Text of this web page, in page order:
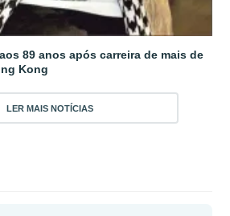
89 anos após carreira de mais de
Kong
LER MAIS NOTÍCIAS